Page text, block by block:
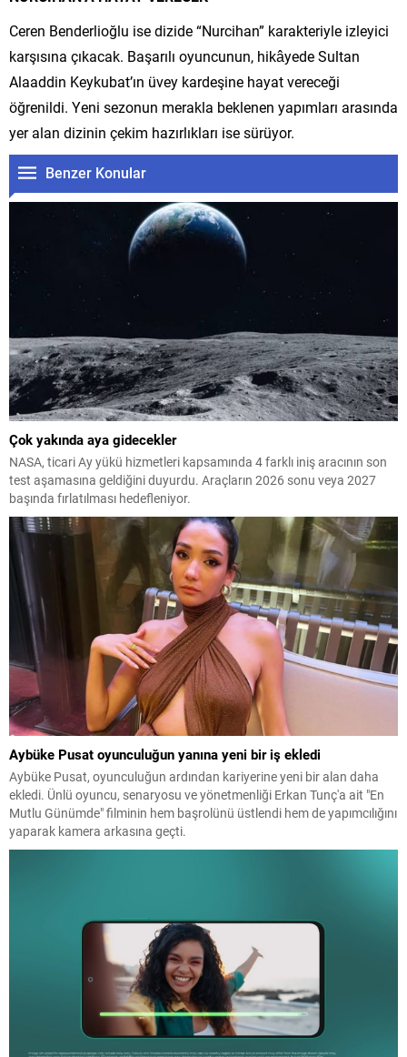
Ceren Benderlioğlu ise dizide “Nurcihan” karakteriyle izleyici
karşısına çıkacak. Başarılı oyuncunun, hikâyede Sultan
Alaaddin Keykubat’ın üvey kardeşine hayat vereceği
öğrenildi. Yeni sezonun merakla beklenen yapımları arasında
yer alan dizinin çekim hazırlıkları ise sürüyor.
Benzer Konular
Çok yakında aya gidecekler
NASA, ticari Ay yükü hizmetleri kapsamında 4 farklı iniş aracının son
test aşamasına geldiğini duyurdu. Araçların 2026 sonu veya 2027
başında fırlatılması hedefleniyor.
Aybüke Pusat oyunculuğun yanına yeni bir iş ekledi
Aybüke Pusat, oyunculuğun ardından kariyerine yeni bir alan daha
ekledi. Ünlü oyuncu, senaryosu ve yönetmenliği Erkan Tunç'a ait "En
Mutlu Günümde" filminin hem başrolünü üstlendi hem de yapımcılığını
yaparak kamera arkasına geçti.